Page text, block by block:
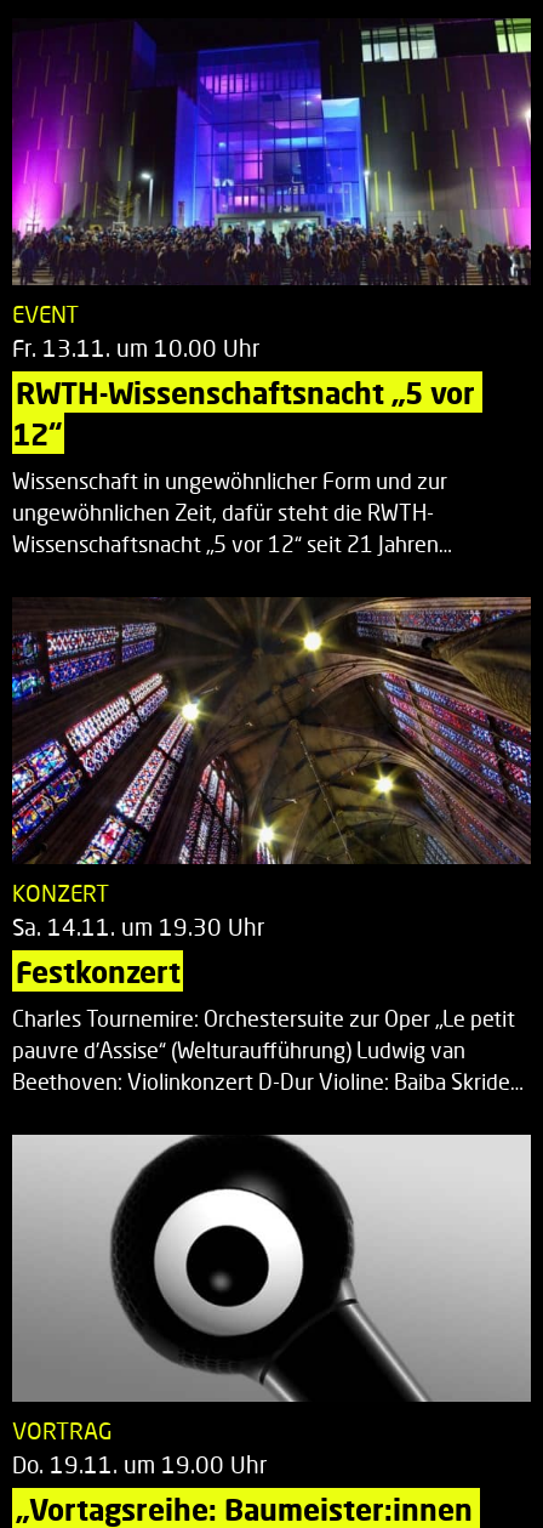
EVENT
Fr. 13.11. um 10.00 Uhr
RWTH-Wissenschaftsnacht „5 vor
12“
Wissenschaft in ungewöhnlicher Form und zur
ungewöhnlichen Zeit, dafür steht die RWTH-
Wissenschaftsnacht „5 vor 12“ seit 21 Jahren…
KONZERT
Sa. 14.11. um 19.30 Uhr
Festkonzert
Charles Tournemire: Orchestersuite zur Oper „Le petit
pauvre d’Assise“ (Welturaufführung) Ludwig van
Beethoven: Violinkonzert D-Dur Violine: Baiba Skride…
VORTRAG
Do. 19.11. um 19.00 Uhr
„Vortagsreihe: Baumeister:innen